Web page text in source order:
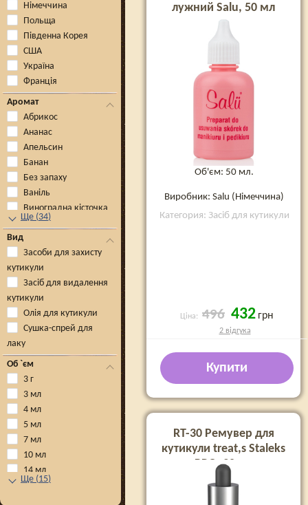
Німеччина
Польща
Південна Корея
США
Україна
Франція
Аромат
Абрикос
Ананас
Апельсин
Банан
Без запаху
Ваніль
Виноградна кісточка
Ще (34)
Вид
Засоби для захисту
кутикули
Засіб для видалення
кутикули
Олія для кутикули
Сушка-спрей для
лаку
Об `єм
3 г
3 мл
4 мл
5 мл
7 мл
10 мл
14 мл
Ще (15)
лужний Salu, 50 мл
Об'єм: 50 мл.
Виробник: Salu (Німеччина)
Категория: Засіб для кутикули
Ціна: 496 432 грн
2 відгука
Купити
RT-30 Ремувер для
кутикули treat,s Staleks
PRO, 30 мл